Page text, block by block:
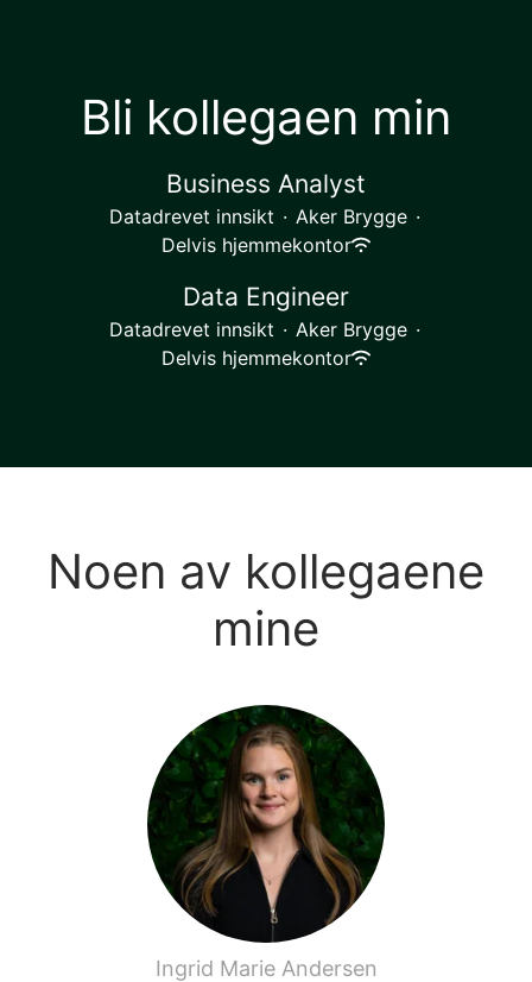
Bli kollegaen min
Business Analyst
Datadrevet innsikt · Aker Brygge ·
Delvis hjemmekontor
Data Engineer
Datadrevet innsikt · Aker Brygge ·
Delvis hjemmekontor
Noen av kollegaene
mine
Ingrid Marie Andersen